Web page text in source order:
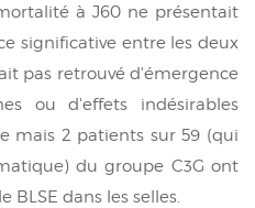
à J60 ne présentait
significative entre les deux
pas retrouvé d'émergence
ou d'effets indésirables
mais 2 patients sur 59 (qui
du groupe C3G ont
BLSE dans les selles.